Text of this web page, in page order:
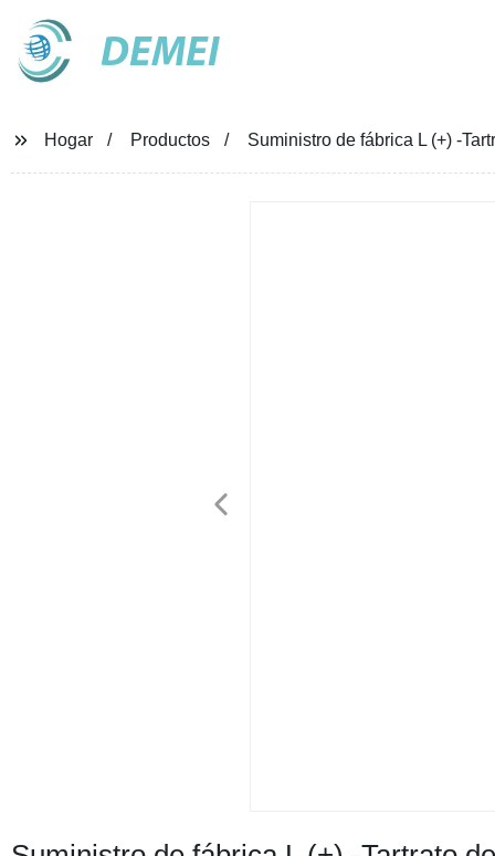
DEMEI
Hogar Productos Suministro de fábrica L (+) -